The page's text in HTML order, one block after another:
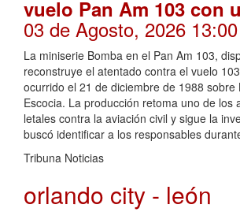
vuelo Pan Am 103 con
03 de Agosto, 2026 13:00
La miniserie Bomba en el Pan Am 103,
reconstruye el atentado contra el vuelo
ocurrido el 21 de diciembre de 1988 sobre
Escocia. La producción retoma uno de los
letales contra la aviación civil y sigue la
buscó identificar a los responsables
Tribuna Noticias
orlando city - león